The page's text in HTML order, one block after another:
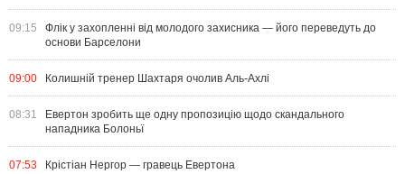
09:15
Флік у захопленні від молодого захисника — його переведуть до
основи Барселони
09:00 Колишній тренер Шахтаря очолив Аль-Ахлі
08:31
Евертон зробить ще одну пропозицію щодо скандального
нападника Болоньї
07:53 Крістіан Нергор — гравець Евертона